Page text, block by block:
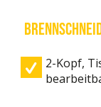
2-Kopf,